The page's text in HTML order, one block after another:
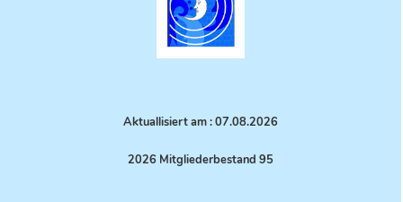
Aktuallisiert am : 07.08.2026
2026 Mitgliederbestand 95